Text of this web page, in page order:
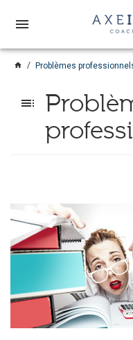
menu
home Problèmes
toc